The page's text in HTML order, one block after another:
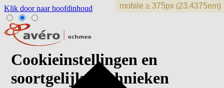
Klik door naar hoofdinhoud
Cookieinstellingen en
soortgelijke technieken